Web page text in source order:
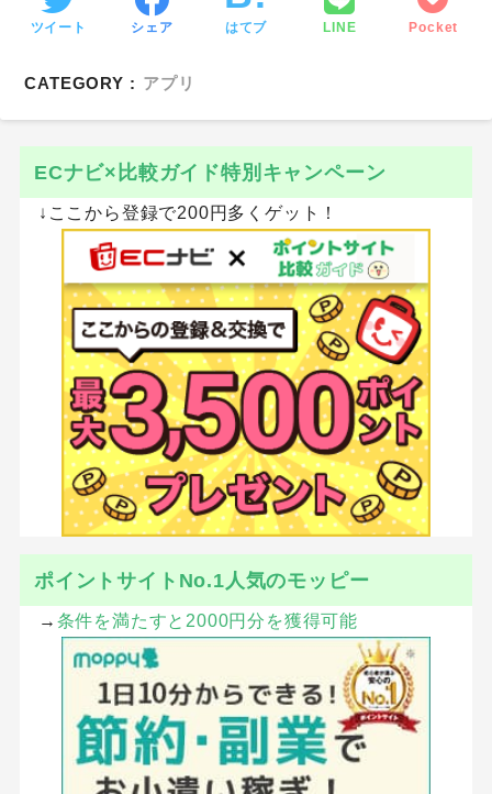
ツイート シェア はてブ LINE Pocket
CATEGORY : アプリ
ECナビ×比較ガイド特別キャンペーン
↓ここから登録で200円多くゲット！
ポイントサイトNo.1人気のモッピー
→ 条件を満たすと2000円分を獲得可能